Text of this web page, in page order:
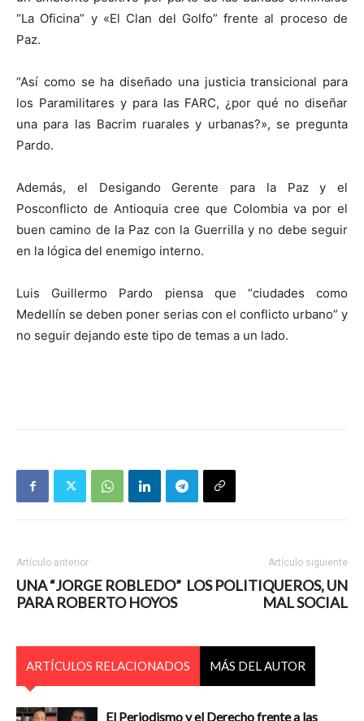
“La Oficina” y «El Clan del Golfo” frente al proceso de
Paz.
“Así como se ha diseñado una justicia transicional para
los Paramilitares y para las FARC, ¿por qué no diseñar
una para las Bacrim ruarales y urbanas?», se pregunta
Pardo.
Además, el Desigando Gerente para la Paz y el
Posconflicto de Antioquia cree que Colombia va por el
buen camino de la Paz con la Guerrilla y no debe seguir
en la lógica del enemigo interno.
Luis Guillermo Pardo piensa que “ciudades como
Medellín se deben poner serias con el conflicto urbano” y
no seguir dejando este tipo de temas a un lado.
Artículo anterior
UNA “JORGE ROBLEDO”
PARA ROBERTO HOYOS
Artículo siguiente
LOS POLITIQUEROS, UN
MAL SOCIAL
ARTÍCULOS RELACIONADOS MÁS DEL AUTOR
El Periodismo y el Derecho frente a las